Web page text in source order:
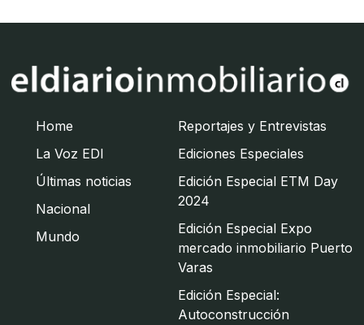
Home
La Voz EDI
Últimas noticias
Nacional
Mundo
Reportajes y Entrevistas
Ediciones Especiales
Edición Especial ETM Day
2024
Edición Especial Expo
mercado inmobiliario Puerto
Varas
Edición Especial:
Autoconstrucción